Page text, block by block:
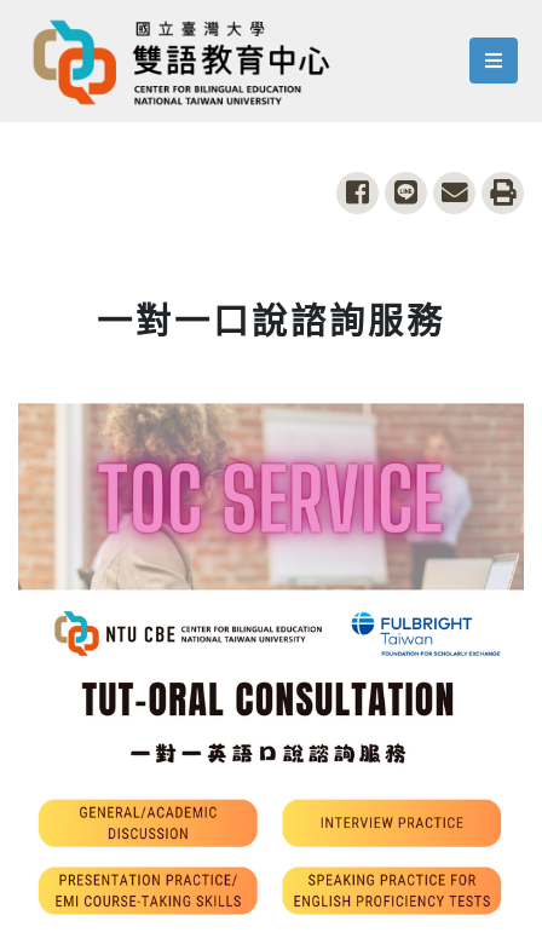
menu
share to facebook
share to line
share to
一對一口說諮詢服務